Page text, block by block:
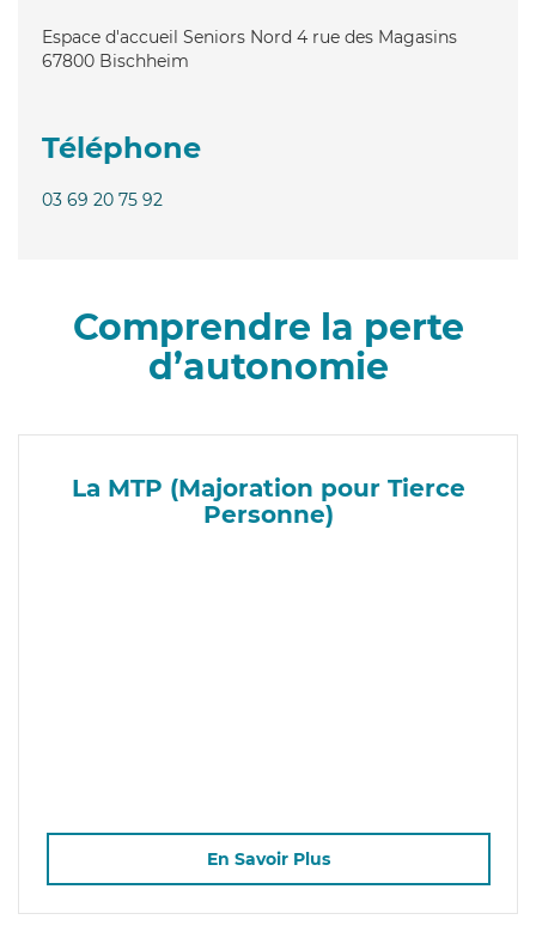
Espace d'accueil Seniors Nord 4 rue des Magasins
67800 Bischheim
Téléphone
03 69 20 75 92
Comprendre la perte
d’autonomie
La MTP (Majoration pour Tierce
Personne)
En Savoir Plus